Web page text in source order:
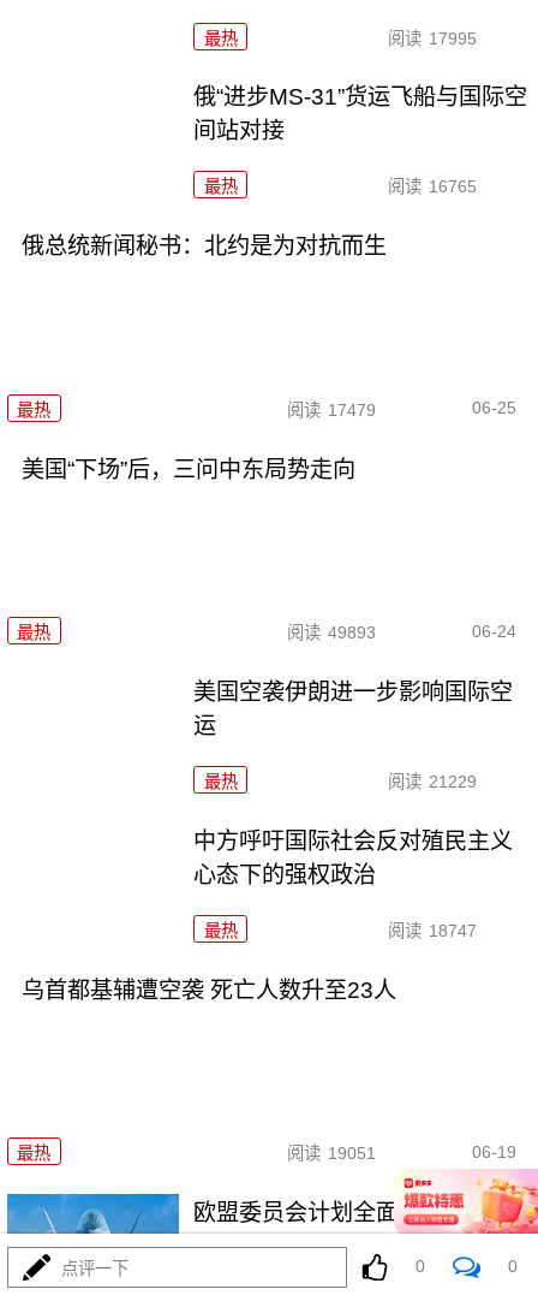
最热 阅读 17995
俄“进步MS-31”货运飞船与国际空
间站对接
最热 阅读 16765
俄总统新闻秘书：北约是为对抗而生
最热 阅读 17479 06-25
美国“下场”后，三问中东局势走向
最热 阅读 49893 06-24
美国空袭伊朗进一步影响国际空
运
最热 阅读 21229
中方呼吁国际社会反对殖民主义
心态下的强权政治
最热 阅读 18747
乌首都基辅遭空袭 死亡人数升至23人
最热 阅读 19051 06-19
欧盟委员会计划全面禁止进口俄
石油天然气
点评一下 0 0